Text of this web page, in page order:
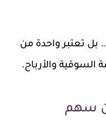
تعتبر واحدة من
والأرباح.
سهم